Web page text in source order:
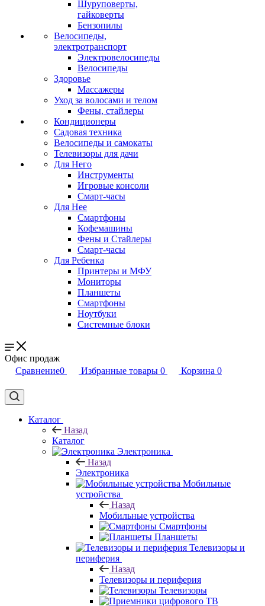
Шуруповерты,
гайковерты
Бензопилы
Велосипеды,
электротранспорт
Электровелосипеды
Велосипеды
Здоровье
Массажеры
Уход за волосами и телом
Фены, стайлеры
Кондиционеры
Садовая техника
Велосипеды и самокаты
Телевизоры для дачи
Для Него
Инструменты
Игровые консоли
Смарт-часы
Для Нее
Смартфоны
Кофемашины
Фены и Стайлеры
Смарт-часы
Для Ребенка
Принтеры и МФУ
Мониторы
Планшеты
Смартфоны
Ноутбуки
Системные блоки
Офис продаж
Сравнение0 Избранные товары 0 Корзина 0
Каталог
Назад
Каталог
Электроника
Назад
Электроника
Мобильные
устройства
Назад
Мобильные устройства
Смартфоны
Планшеты
Телевизоры и
периферия
Назад
Телевизоры и периферия
Телевизоры